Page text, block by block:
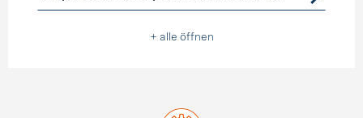
+ alle öffnen